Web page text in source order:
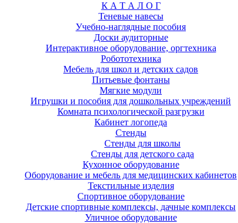
К А Т А Л О Г
Теневые навесы
Учебно-наглядные пособия
Доски аудиторные
Интерактивное оборудование, оргтехника
Робототехника
Мебель для школ и детских садов
Питьевые фонтаны
Мягкие модули
Игрушки и пособия для дошкольных учреждений
Комната психологической разгрузки
Кабинет логопеда
Стенды
Стенды для школы
Стенды для детского сада
Кухонное оборудование
Оборудование и мебель для медицинских кабинетов
Текстильные изделия
Спортивное оборудование
Детские спортивные комплексы, дачные комплексы
Уличное оборудование